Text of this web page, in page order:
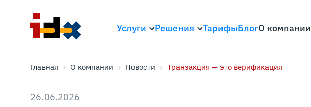
Услуги Решения ТарифыБлогО компании
Главная О компании Новости Транзакция — это верификация
26.06.2026